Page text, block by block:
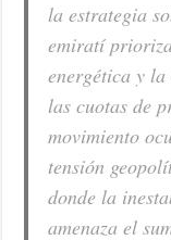
la estrategia
emiratí
energética y
las cuotas de
movimiento
tensión
donde la
amenaza el